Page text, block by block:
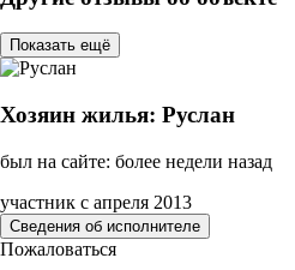
Показать ещё
Хозяин жилья: Руслан
был на сайте: более недели назад
участник с апреля 2013
Сведения об исполнителе
Пожаловаться